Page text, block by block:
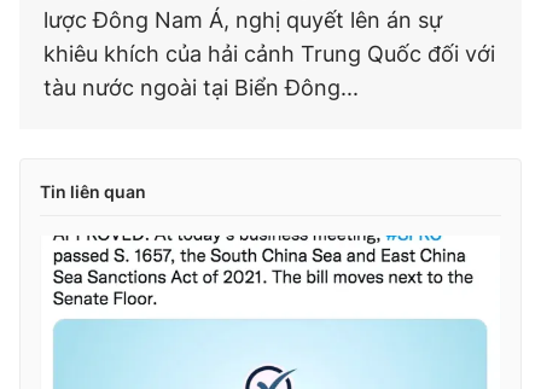
lược Đông Nam Á, nghị quyết lên án sự
khiêu khích của hải cảnh Trung Quốc đối với
tàu nước ngoài tại Biển Đông...
Tin liên quan